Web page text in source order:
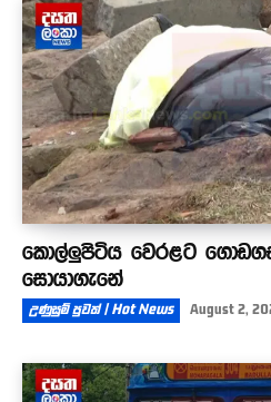
කොල්ලුපිටිය වෙරළට
සොයාගැනේ
උණුසුම් පුවත් | Hot News August 2,